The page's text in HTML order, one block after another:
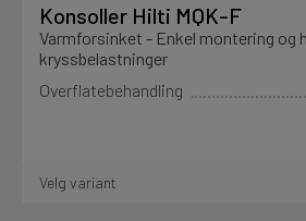
Konsoller Hilti MQK-F
Varmforsinket - Enkel montering og
kryssbelastninger
Overflatebehandling
Velg variant